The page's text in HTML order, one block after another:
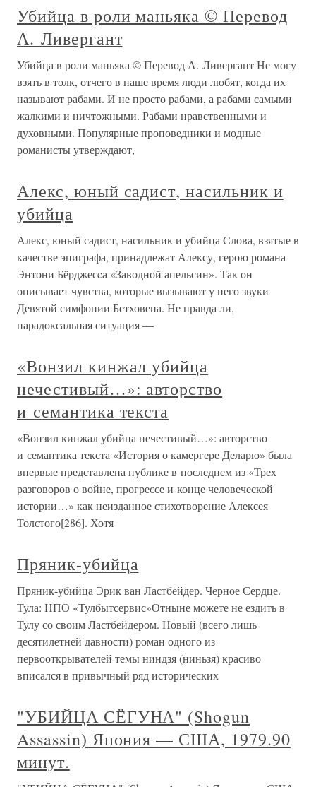
Убийца в роли маньяка © Перевод
А. Ливергант
Убийца в роли маньяка © Перевод А. Ливергант Не могу
взять в толк, отчего в наше время люди любят, когда их
называют рабами. И не просто рабами, а рабами самыми
жалкими и ничтожными. Рабами нравственными и
духовными. Популярные проповедники и модные
романисты утверждают,
Алекс, юный садист, насильник и
убийца
Алекс, юный садист, насильник и убийца Слова, взятые в
качестве эпиграфа, принадлежат Алексу, герою романа
Энтони Бёрджесcа «Заводной апельсин». Так он
описывает чувства, которые вызывают у него звуки
Девятой симфонии Бетховена. Не правда ли,
парадоксальная ситуация —
«Вонзил кинжал убийца
нечестивый…»: авторство
и семантика текста
«Вонзил кинжал убийца нечестивый…»: авторство
и семантика текста «История о камергере Деларю» была
впервые представлена публике в последнем из «Трех
разговоров о войне, прогрессе и конце человеческой
истории…» как неизданное стихотворение Алексея
Толстого[286]. Хотя
Пряник-убийца
Пряник-убийца Эрик ван Ластбейдер. Черное Сердце.
Тула: НПО «Тулбытсервис»Отныне можете не ездить в
Тулу со своим Ластбейдером. Новый (всего лишь
десятилетней давности) роман одного из
первооткрывателей темы ниндзя (ниньзя) красиво
вписался в привычный ряд исторических
"УБИЙЦА СЁГУНА" (Shogun
Assassin) Япония — США, 1979.90
минут.